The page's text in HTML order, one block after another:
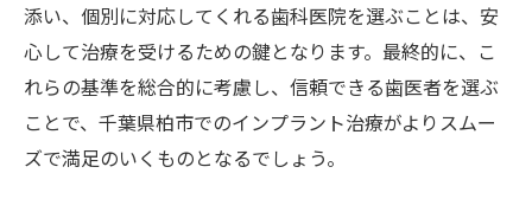
添い、個別に対応してくれる歯科医院を選ぶことは、安
心して治療を受けるための鍵となります。最終的に、こ
れらの基準を総合的に考慮し、信頼できる歯医者を選ぶ
ことで、千葉県柏市でのインプラント治療がよりスムー
ズで満足のいくものとなるでしょう。